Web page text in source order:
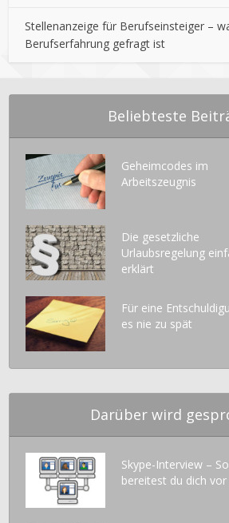
Stellenanzeige für Berufseinsteiger –
Berufserfahrung gefragt ist
Beliebteste
Geheimcodes im
Arbeitszeugnis
Die gesetzliche
Urlaubsregelung
erklärt
Für eine
es nie zu spät
Darüber wird
Skype-Interview – So
bereitest du dich vor